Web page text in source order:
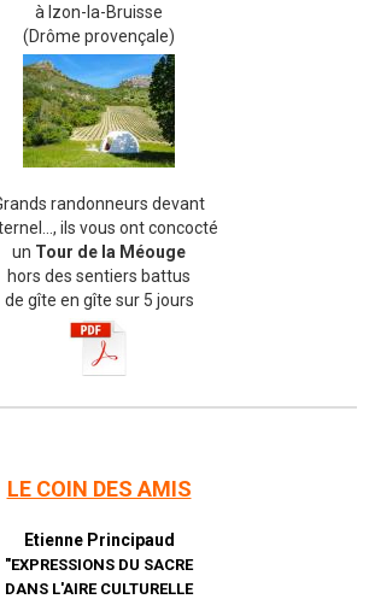
à Izon-la-Bruisse
(Drôme provençale)
randonneurs devant
ils vous ont concocté
un Tour de la Méouge
hors des sentiers battus
de gîte en gîte sur 5 jours
LE COIN DES AMIS
Etienne Principaud
"EXPRESSIONS DU SACRE
DANS L'AIRE CULTURELLE